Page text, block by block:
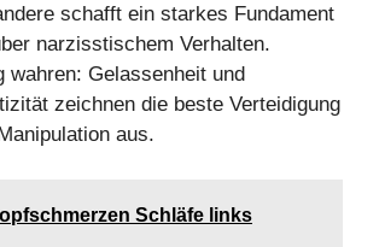
schafft ein starkes Fundament
narzisstischem Verhalten.
wahren: Gelassenheit und
zeichnen die beste Verteidigung
aus.
Schläfe links